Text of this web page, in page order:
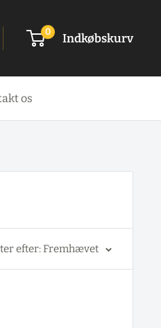
0 Indkøbskurv
os
efter: Fremhævet